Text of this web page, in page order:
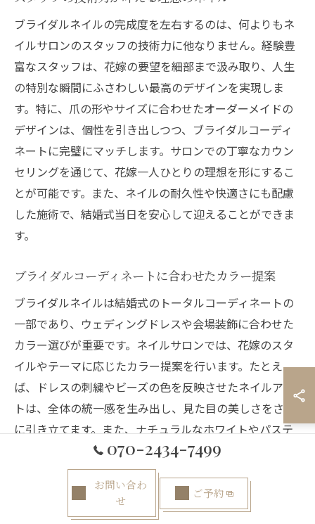
ブライダルネイルの完成度を左右するのは、何よりもネ
イルサロンのスタッフの技術力に他なりません。経験豊
富なスタッフは、花嫁の要望を細部まで汲み取り、人生
の特別な瞬間にふさわしい最高のデザインを実現しま
す。特に、爪の形やサイズに合わせたオーダーメイドの
デザインは、個性を引き出しつつ、ブライダルコーディ
ネートに完璧にマッチします。サロンでの丁寧なカウン
セリングを通じて、花嫁一人ひとりの理想を形にするこ
とが可能です。また、ネイルの耐久性や快適さにも配慮
した施術で、結婚式当日を安心して迎えることができま
す。
ブライダルコーディネートに合わせたカラー提案
ブライダルネイルは結婚式のトータルコーディネートの
一部であり、ウェディングドレスや会場装飾に合わせた
カラー選びが重要です。ネイルサロンでは、花嫁のスタ
イルやテーマに応じたカラー提案を行います。たとえ
ば、ドレスの刺繍やビーズの色を反映させたネイルアー
トは、全体の統一感を生み出し、見た目の美しさをさら
に引き立てます。また、ナチュラルなホワイトやパステ
ルカラーは、清楚でエレガントな印象を与えます。これ
らの特別なカラー提案は、花嫁にとって安心感を与える
と同時に、結婚式をより一層特別なものにしてくれるの
070-2434-7499
お問い合わ
せ
ご予約